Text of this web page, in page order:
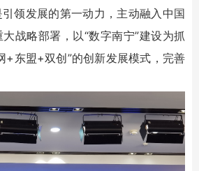
领发展的第一动力，主动融入中国
战略部署，以“数字南宁”建设为抓
+东盟+双创”的创新发展模式，完善